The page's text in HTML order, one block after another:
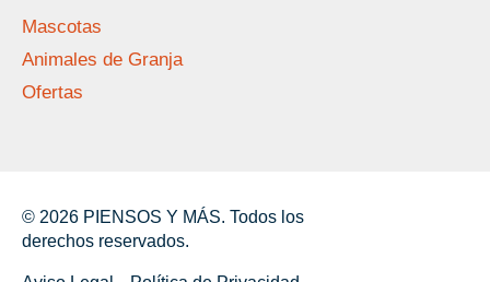
Mascotas
Animales de Granja
Ofertas
© 2026 PIENSOS Y MÁS. Todos los
derechos reservados.